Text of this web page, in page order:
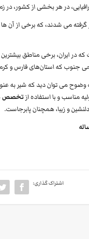
در هر بخشی از کشور،
گرفته می شدند، که برخی از آن
در ایران، برخی مناطق
جنوب که استان‌های فارس و
به وضوح می توان دید که شیر
مناسب و با استفاده ازتخصص
و زیبا، همچنان پابرجاست.
اشتراک گذاری: